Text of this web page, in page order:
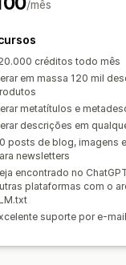
/mês
créditos todo mês
em massa 120 mil
metatítulos e
descrições em
posts de blog, imagens
newsletters
encontrado no
plataformas com o
suporte por e-mail